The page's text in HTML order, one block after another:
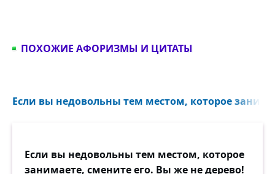
ПОХОЖИЕ АФОРИЗМЫ И ЦИТАТЫ
Если вы недовольны тем местом, которое
Если вы недовольны тем местом, которое
занимаете, смените его. Вы же не дерево!